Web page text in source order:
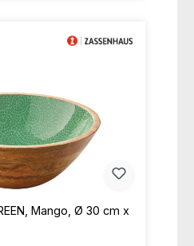
Mango, Ø 30 cm x